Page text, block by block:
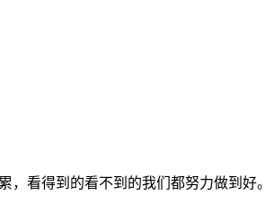
看得到的看不到的我们都努力做到好。